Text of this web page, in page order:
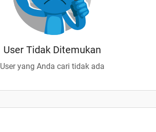
User Tidak Ditemukan
User yang Anda cari tidak ada